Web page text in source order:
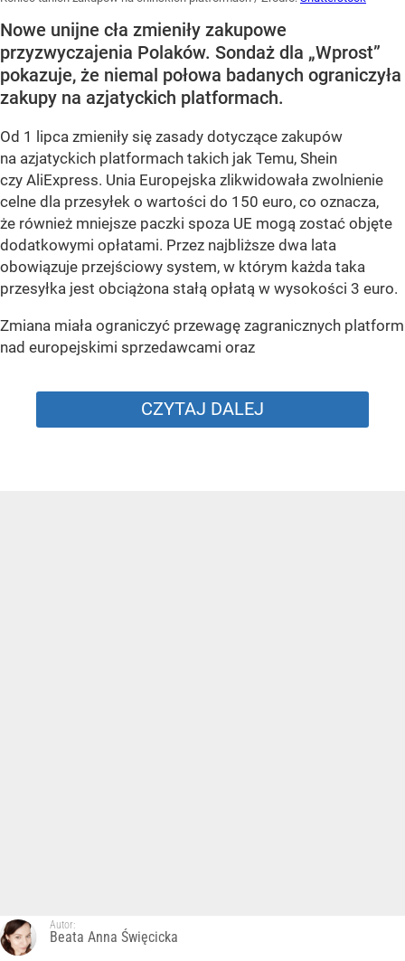
Nowe unijne cła zmieniły zakupowe
przyzwyczajenia Polaków. Sondaż dla „Wprost”
pokazuje, że niemal połowa badanych ograniczyła
zakupy na azjatyckich platformach.
Od 1 lipca zmieniły się zasady dotyczące zakupów
na azjatyckich platformach takich jak Temu, Shein
czy AliExpress. Unia Europejska zlikwidowała zwolnienie
celne dla przesyłek o wartości do 150 euro, co oznacza,
że również mniejsze paczki spoza UE mogą zostać objęte
dodatkowymi opłatami. Przez najbliższe dwa lata
obowiązuje przejściowy system, w którym każda taka
przesyłka jest obciążona stałą opłatą w wysokości 3 euro.
Zmiana miała ograniczyć przewagę zagranicznych platform
nad europejskimi sprzedawcami oraz
CZYTAJ DALEJ
Autor:
Beata Anna Święcicka